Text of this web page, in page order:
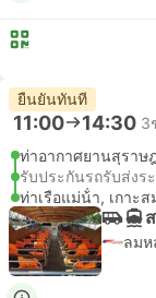
ยืนยันทันที
11:00 14:30 3
ท่าอากาศยานสุราษ
รับประกันรถรับส่งร
ท่าเรือแม่น้ํา, เกาะส
ลมห